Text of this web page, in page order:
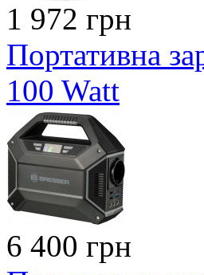
1 972 грн
Портативна
100 Watt
6 400 грн